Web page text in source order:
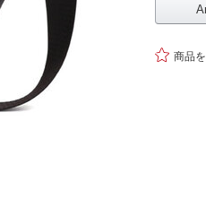
 商品